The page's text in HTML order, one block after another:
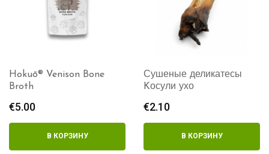
Hokuō® Venison Bone
Broth
€5.00
В КОРЗИНУ
Сушеные деликатесы
Kосули ухо
€2.10
В КОРЗИНУ